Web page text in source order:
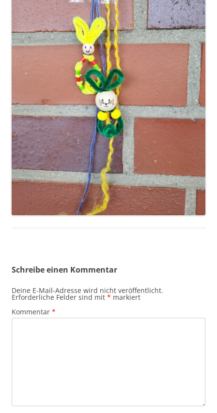
Schreibe einen Kommentar
Deine E-Mail-Adresse wird nicht veröffentlicht.
Erforderliche Felder sind mit * markiert
Kommentar *